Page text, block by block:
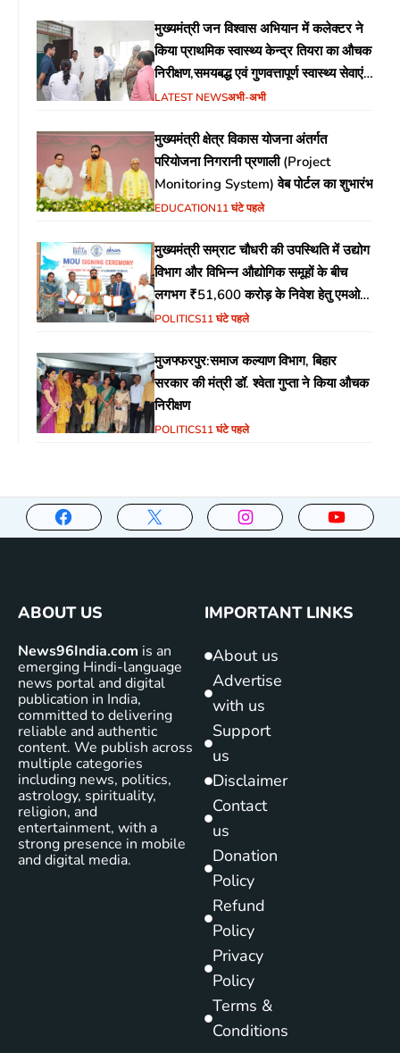
मुख्यमंत्री जन विश्वास अभियान में कलेक्टर ने
किया प्राथमिक स्वास्थ्य केन्द्र तियरा का औचक
निरीक्षण,समयबद्ध एवं गुणवत्तापूर्ण स्वास्थ्य सेवाएं
सुनिश्चित करने के दिए निर्देश
LATEST NEWSअभी-अभी
मुख्यमंत्री क्षेत्र विकास योजना अंतर्गत
परियोजना निगरानी प्रणाली (Project
Monitoring System) वेब पोर्टल का शुभारंभ
EDUCATION11 घंटे पहले
मुख्यमंत्री सम्राट चौधरी की उपस्थिति में उद्योग
विभाग और विभिन्न औद्योगिक समूहों के बीच
लगभग ₹51,600 करोड़ के निवेश हेतु एमओयू
(MoU) पर हस्ताक्षर
POLITICS11 घंटे पहले
मुजफ्फरपुर:समाज कल्याण विभाग, बिहार
सरकार की मंत्री डॉ. श्वेता गुप्ता ने किया औचक
निरीक्षण
POLITICS11 घंटे पहले
ABOUT US
News96India.com is an
emerging Hindi-language
news portal and digital
publication in India,
committed to delivering
reliable and authentic
content. We publish across
multiple categories
including news, politics,
astrology, spirituality,
religion, and
entertainment, with a
strong presence in mobile
and digital media.
IMPORTANT LINKS
About us
Advertise
with us
Support
us
Disclaimer
Contact
us
Donation
Policy
Refund
Policy
Privacy
Policy
Terms &
Conditions